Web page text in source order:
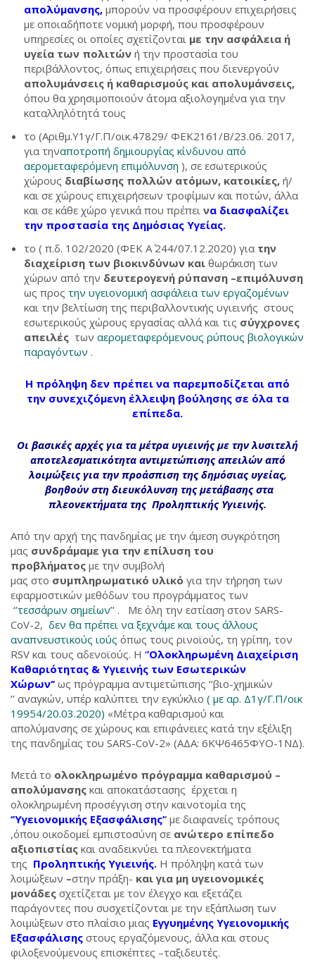
απολύμανσης, μπορούν να προσφέρουν επιχειρήσεις
με οποιαδήποτε νομική μορφή, που προσφέρουν
υπηρεσίες οι οποίες σχετίζονται με την ασφάλεια ή
υγεία των πολιτών ή την προστασία του
περιβάλλοντος, όπως επιχειρήσεις που διενεργούν
απολυμάνσεις ή καθαρισμούς και απολυμάνσεις,
όπου θα χρησιμοποιούν άτομα αξιολογημένα για την
καταλληλότητά τους
το (Αριθμ.Υ1γ/Γ.Π/οικ.47829/ ΦΕΚ2161/Β/23.06. 2017,
για τηναποτροπή δημιουργίας κίνδυνου από
αερομεταφερόμενη επιμόλυνση ), σε εσωτερικούς
χώρους διαβίωσης πολλών ατόμων, κατοικίες, ή/
και σε χώρους επιχειρήσεων τροφίμων και ποτών, άλλα
και σε κάθε χώρο γενικά που πρέπει να διασφαλίζει
την προστασία της Δημόσιας Υγείας.
το ( π.δ. 102/2020 (ΦΕΚ Α΄ 244/07.12.2020) για την
διαχείριση των βιοκινδύνων και θωράκιση των
χώρων από την δευτερογενή ρύπανση –επιμόλυνση
ως προς την υγειονομική ασφάλεια των εργαζομένων
και την βελτίωση της περιβαλλοντικής υγιεινής στους
εσωτερικούς χώρους εργασίας αλλά και τις σύγχρονες
απειλές των αερομεταφερόμενους ρύπους βιολογικών
παραγόντων .
Η πρόληψη δεν πρέπει να παρεμποδίζεται από
την συνεχιζόμενη έλλειψη βούλησης σε όλα τα
επίπεδα.
Οι βασικές αρχές για τα μέτρα υγιεινής με την λυσιτελή
αποτελεσματικότητα αντιμετώπισης απειλών από
λοιμώξεις για την προάσπιση της δημόσιας υγείας,
βοηθούν στη διευκόλυνση της μετάβασης στα
πλεονεκτήματα της Προληπτικής Υγιεινής.
Από την αρχή της πανδημίας με την άμεση συγκρότηση
μας συνδράμαμε για την επίλυση του
προβλήματος με την συμβολή
μας στο συμπληρωματικό υλικό για την τήρηση των
εφαρμοστικών μεθόδων του προγράμματος των
‘’τεσσάρων σημείων’’ . Με όλη την εστίαση στον SARS-
CoV-2, δεν θα πρέπει να ξεχνάμε και τους άλλους
αναπνευστικούς ιούς όπως τους ρινοϊούς, τη γρίπη, τον
RSV και τους αδενοϊούς. Η ‘’Ολοκληρωμένη Διαχείριση
Καθαριότητας & Υγιεινής των Εσωτερικών
Χώρων‘’ ως πρόγραμμα αντιμετώπισης ‘’βιο-χημικών
’’ αναγκών, υπέρ καλύπτει την εγκύκλιο ( με αρ. Δ1γ/Γ.Π/οικ
19954/20.03.2020) «Μέτρα καθαρισμού και
απολύμανσης σε χώρους και επιφάνειες κατά την εξέλιξη
της πανδημίας του SARS-CoV-2» (ΑΔΑ: 6ΚΨ6465ΦΥΟ-1ΝΔ).
Μετά το ολοκληρωμένο πρόγραμμα καθαρισμού –
απολύμανσης και αποκατάστασης έρχεται η
ολοκληρωμένη προσέγγιση στην καινοτομία της
‘’Υγειονομικής Εξασφάλισης’’ με διαφανείς τρόπους
,όπου οικοδομεί εμπιστοσύνη σε ανώτερο επίπεδο
αξιοπιστίας και αναδεικνύει τα πλεονεκτήματα
της Προληπτικής Υγιεινής. Η πρόληψη κατά των
λοιμώξεων –στην πράξη- και για μη υγειονομικές
μονάδες σχετίζεται με τον έλεγχο και εξετάζει
παράγοντες που συσχετίζονται με την εξάπλωση των
λοιμώξεων στο πλαίσιο μιας Εγγυημένης Υγειονομικής
Εξασφάλισης στους εργαζόμενους, άλλα και στους
φιλοξενούμενους επισκέπτες –ταξιδευτές.